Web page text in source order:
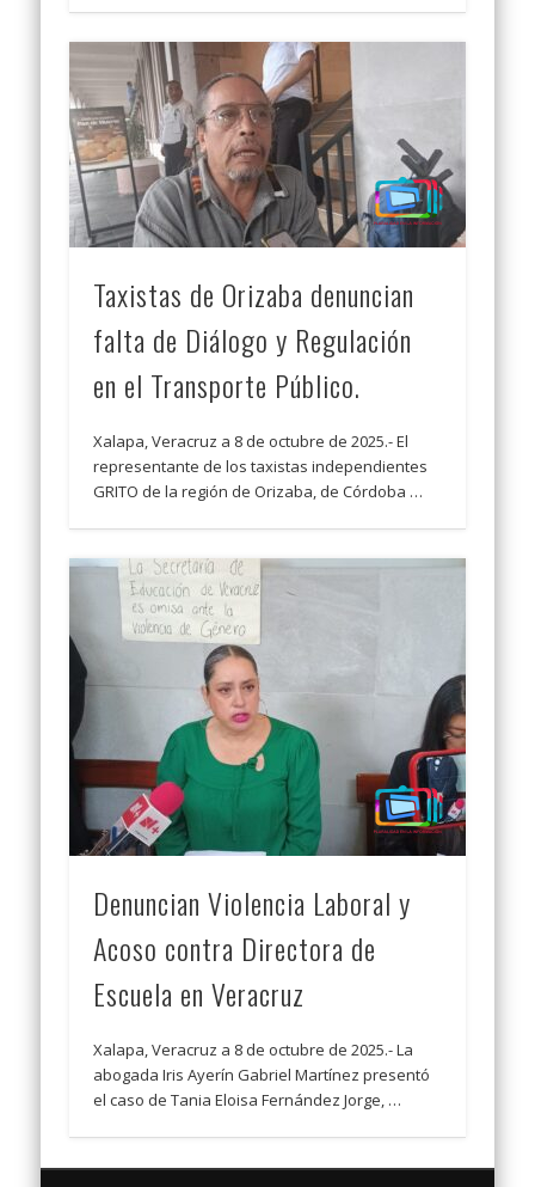
Taxistas de Orizaba denuncian
falta de Diálogo y Regulación
en el Transporte Público.
Xalapa, Veracruz a 8 de octubre de 2025.- El
representante de los taxistas independientes
GRITO de la región de Orizaba, de Córdoba …
Denuncian Violencia Laboral y
Acoso contra Directora de
Escuela en Veracruz
Xalapa, Veracruz a 8 de octubre de 2025.- La
abogada Iris Ayerín Gabriel Martínez presentó
el caso de Tania Eloisa Fernández Jorge, …